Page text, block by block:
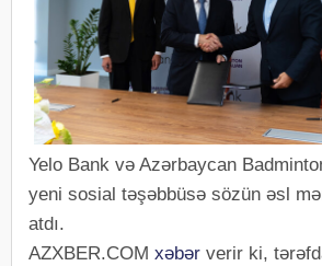
Yelo Bank və Azərbaycan
yeni sosial təşəbbüsə sözün əsl
atdı.
AZXBER.COM xəbər verir ki,